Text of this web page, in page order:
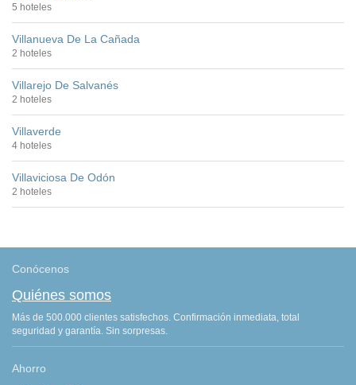
5 hoteles
Villanueva De La Cañada
2 hoteles
Villarejo De Salvanés
2 hoteles
Villaverde
4 hoteles
Villaviciosa De Odón
2 hoteles
Conócenos
Quiénes somos
Más de 500.000 clientes satisfechos. Confirmación inmediata, total
seguridad y garantía. Sin sorpresas.
Ahorro